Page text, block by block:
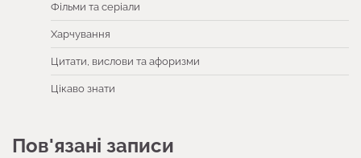
Фільми та серіали
Харчування
Цитати, вислови та афоризми
Цікаво знати
Пов'язані записи